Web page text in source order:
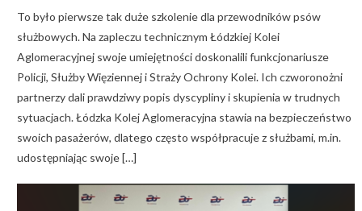
To było pierwsze tak duże szkolenie dla przewodników psów
służbowych. Na zapleczu technicznym Łódzkiej Kolei
Aglomeracyjnej swoje umiejętności doskonalili funkcjonariusze
Policji, Służby Więziennej i Straży Ochrony Kolei. Ich czworonożni
partnerzy dali prawdziwy popis dyscypliny i skupienia w trudnych
sytuacjach. Łódzka Kolej Aglomeracyjna stawia na bezpieczeństwo
swoich pasażerów, dlatego często współpracuje z służbami, m.in.
udostępniając swoje […]